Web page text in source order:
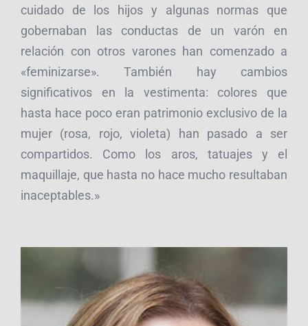
cuidado de los hijos y algunas normas que
gobernaban las conductas de un varón en
relación con otros varones han comenzado a
«feminizarse». También hay cambios
significativos en la vestimenta: colores que
hasta hace poco eran patrimonio exclusivo de la
mujer (rosa, rojo, violeta) han pasado a ser
compartidos. Como los aros, tatuajes y el
maquillaje, que hasta no hace mucho resultaban
inaceptables.»